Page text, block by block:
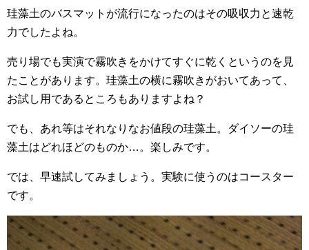
珪藻土のバスマットが流行になったのはその吸収力と速乾
力でしたよね。
売り場でも実演で霧吹きをかけてすぐに乾くというのを見
たことがあります。珪藻土の横に霧吹きがおいてあって、
お試し用であるところもありますよね？
でも、あれ等はそれなりなお値段の珪藻土。ダイソーの珪
藻土はどれほどのものか…。楽しみです。
では、早速試してみましょう。実験に使うのはコースター
です。